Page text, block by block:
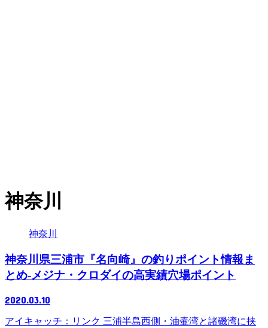
神奈川
神奈川
神奈川県三浦市『名向崎』の釣りポイント情報ま
とめ-メジナ・クロダイの高実績穴場ポイント
2020.03.10
アイキャッチ：リンク 三浦半島西側・油壷湾と諸磯湾に挟